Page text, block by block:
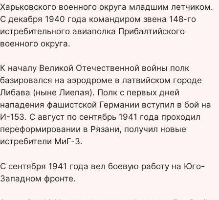
Харьковского военного округа младшим летчиком.
С декабря 1940 года командиром звена 148-го
истребительного авиаполка Прибалтийского
военного округа.
К началу Великой Отечественной войны полк
базировался на аэродроме в латвийском городе
Либава (ныне Лиепая). Полк с первых дней
нападения фашистской Германии вступил в бой на
И-153. С август по сентябрь 1941 года проходил
переформировании в Рязани, получил новые
истребители МиГ-3.
С сентября 1941 года вел боевую работу на Юго-
Западном фронте.